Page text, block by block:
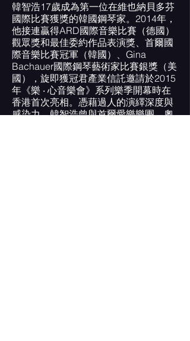
韓智浩17歲成為第一位在維也納貝多芬
國際比賽獲獎的韓國鋼琴家。2014年，
他接連贏得ARD國際音樂比賽（德國）
觀眾獎和最佳委約作品表演獎、首爾國
際音樂比賽冠軍（韓國）、Gina
Bachauer國際鋼琴藝術家比賽銀獎（美
國），旋即獲冠君產業信託邀請於2015
年《樂 ‧ 心音樂會》系列樂季開幕時在
香港首次亮相。憑藉過人的演繹深度與
感染力，韓智浩曾與首爾愛樂樂團、奧